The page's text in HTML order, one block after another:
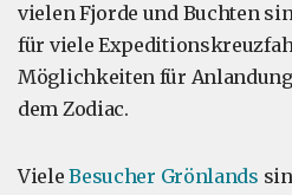
vielen Fjorde und Buchten
für viele
Möglichkeiten für
dem Zodiac.
VieleBesucher Grönlands